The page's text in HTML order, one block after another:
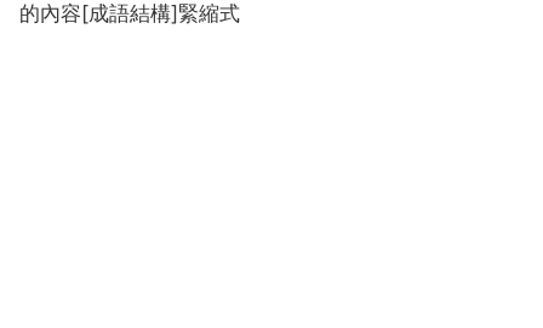
的內容[成語結構]緊縮式